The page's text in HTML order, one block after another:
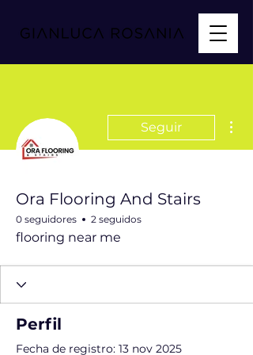
Seguir
Ora Flooring And Stairs
0 seguidores 2 seguidos
flooring near me
Perfil
Fecha de registro: 13 nov 2025